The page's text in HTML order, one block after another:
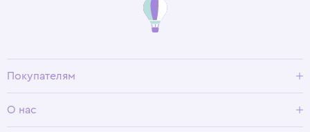
Покупателям
Условия возврата
О нас